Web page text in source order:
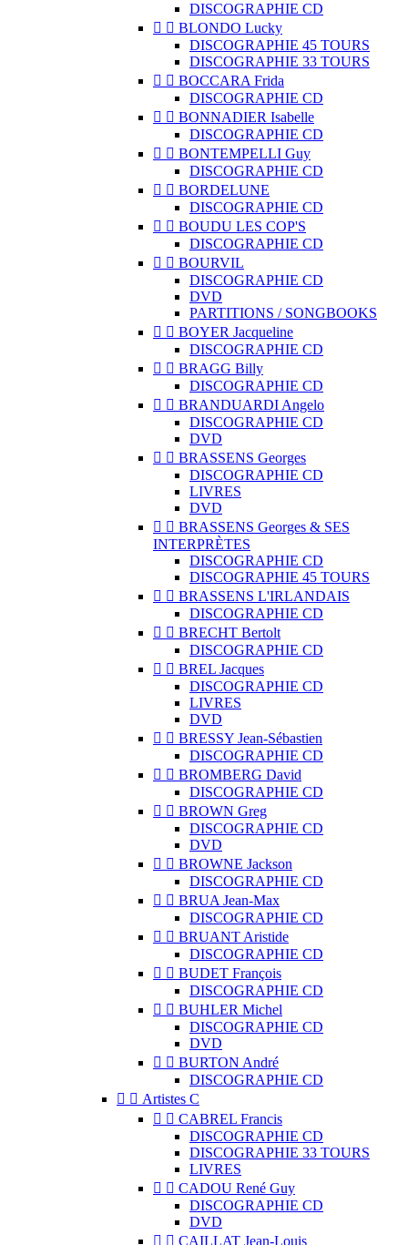
DISCOGRAPHIE CD
  BLONDO Lucky
DISCOGRAPHIE 45 TOURS
DISCOGRAPHIE 33 TOURS
  BOCCARA Frida
DISCOGRAPHIE CD
  BONNADIER Isabelle
DISCOGRAPHIE CD
  BONTEMPELLI Guy
DISCOGRAPHIE CD
  BORDELUNE
DISCOGRAPHIE CD
  BOUDU LES COP'S
DISCOGRAPHIE CD
  BOURVIL
DISCOGRAPHIE CD
DVD
PARTITIONS / SONGBOOKS
  BOYER Jacqueline
DISCOGRAPHIE CD
  BRAGG Billy
DISCOGRAPHIE CD
  BRANDUARDI Angelo
DISCOGRAPHIE CD
DVD
  BRASSENS Georges
DISCOGRAPHIE CD
LIVRES
DVD
  BRASSENS Georges & SES
INTERPRÈTES
DISCOGRAPHIE CD
DISCOGRAPHIE 45 TOURS
  BRASSENS L'IRLANDAIS
DISCOGRAPHIE CD
  BRECHT Bertolt
DISCOGRAPHIE CD
  BREL Jacques
DISCOGRAPHIE CD
LIVRES
DVD
  BRESSY Jean-Sébastien
DISCOGRAPHIE CD
  BROMBERG David
DISCOGRAPHIE CD
  BROWN Greg
DISCOGRAPHIE CD
DVD
  BROWNE Jackson
DISCOGRAPHIE CD
  BRUA Jean-Max
DISCOGRAPHIE CD
  BRUANT Aristide
DISCOGRAPHIE CD
  BUDET François
DISCOGRAPHIE CD
  BUHLER Michel
DISCOGRAPHIE CD
DVD
  BURTON André
DISCOGRAPHIE CD
  Artistes C
  CABREL Francis
DISCOGRAPHIE CD
DISCOGRAPHIE 33 TOURS
LIVRES
  CADOU René Guy
DISCOGRAPHIE CD
DVD
  CAILLAT Jean-Louis